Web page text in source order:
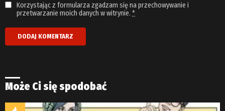
Korzystając z formularza zgadzam się na przechowywanie i
przetwarzanie moich danych w witrynie. *
Może Ci się spodobać